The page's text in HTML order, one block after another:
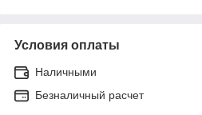
Условия оплаты
Наличными
Безналичный расчет